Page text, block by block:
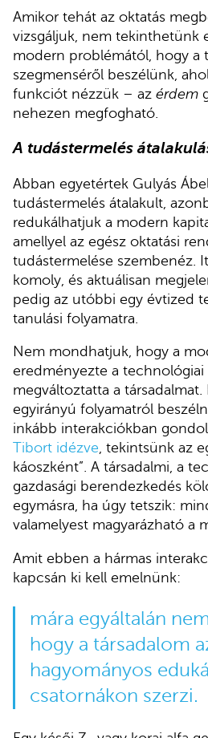
Amikor tehát az oktatás
vizsgáljuk, nem tekinthetünk
modern problémától, hogy a
szegmenséről beszélünk,
funkciót nézzük – az érdem
nehezen megfogható.
A tudástermelés
Abban egyetértek Gulyás
tudástermelés átalakult,
redukálhatjuk a modern
amellyel az egész oktatási
tudástermelése szembenéz.
komoly, és aktuálisan
pedig az utóbbi egy évtized
tanulási folyamatra.
Nem mondhatjuk, hogy a
eredményezte a
megváltoztatta a társadalmat.
egyirányú folyamatról
inkább interakciókban
Tibort idézve, tekintsünk az
káoszként”. A társadalmi, a
gazdasági berendezkedés
egymásra, ha úgy tetszik:
valamelyest magyarázható a
Amit ebben a hármas
kapcsán ki kell emelnünk:
mára egyáltalán
hogy a társadalom
hagyományos
csatornákon szerzi.